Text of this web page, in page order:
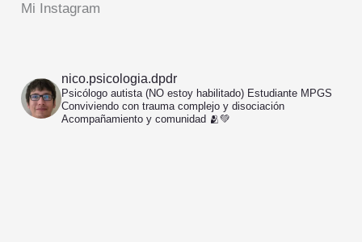
Mi Instagram
nico.psicologia.dpdr
Psicólogo autista (NO estoy habilitado) Estudiante MPGS
Conviviendo con trauma complejo y disociación
Acompañamiento y comunidad 🫂💚